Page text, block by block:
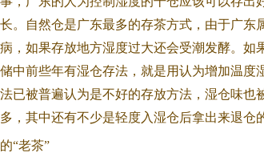
。自然仓是广东最多的存茶方式，由于广东
，如果存放地方湿度过大还会受潮发酵。如
中前些年有湿仓存法，就是用认为增加温度
已被普遍认为是不好的存放方法，湿仓味也
，其中还有不少是轻度入湿仓后拿出来退仓
“老茶”